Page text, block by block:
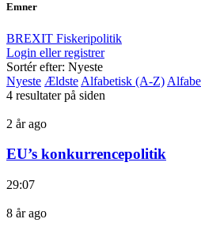
Emner
BREXIT Fiskeripolitik
Login eller registrer
Sortér efter: Nyeste
Nyeste Ældste Alfabetisk (A-Z)
4 resultater på siden
2 år ago
EU’s konkurrencepolitik
29:07
8 år ago